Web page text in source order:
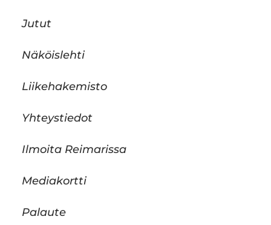
Jutut
Näköislehti
Liikehakemisto
Yhteystiedot
Ilmoita Reimarissa
Mediakortti
Palaute